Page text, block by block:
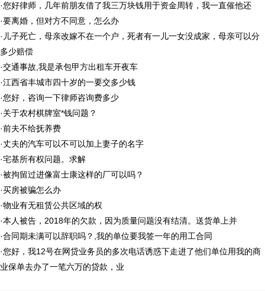
·您好律师，几年前朋友借了我三万块钱用于资金周转，我一直催他还
·要离婚，但对方不同意，怎么办
· 儿子死亡，母亲改嫁不在一个户，死者有一儿一女没成家，母亲可以分
多少赔偿
·交通事故,我是承包甲方出租车开夜车
·江西省丰城市四十岁的一要交多少钱
·您好，咨询一下律师咨询费多少
·关于农村棋牌室*钱问题？
·前夫不给抚养费
·丈夫的汽车可以不可以加上妻子的名字
·宅基所有权问题。求解
·被拘留过进像富士康这样的厂可以吗？
·买房被骗怎么办
·物业有无租赁公共区域的权
·本人被告，2018年的欠款，因为质量问题没有结清。送货单上并
·合同期未满可以辞职吗？,我的单位要我签一年的用工合同
·您好，我12号在网贷业务员的多次电话诱惑下走进了他们单位用我的商
业保单去办了一笔六万的贷款，业